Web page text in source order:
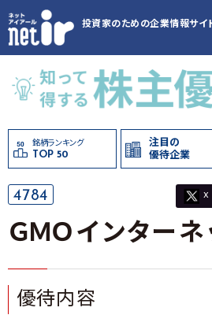
投資家のための企業情報サイ
銘柄ランキング
TOP 50
注目の
優待企業
4784 X
ＧＭＯインターネ
優待内容